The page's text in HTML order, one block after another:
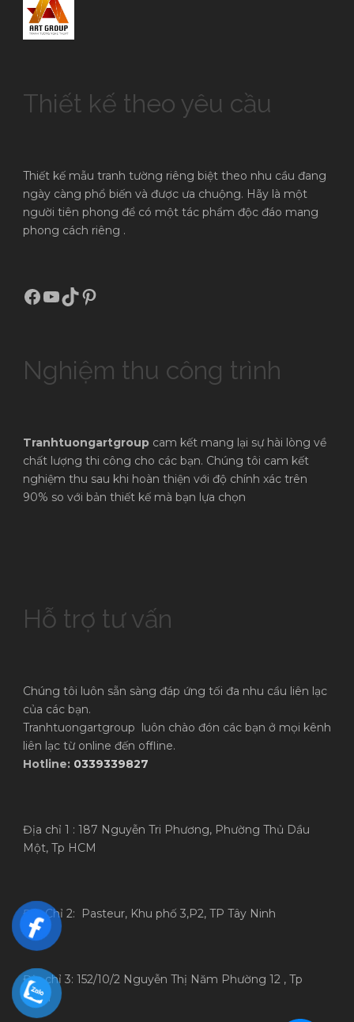
Thiết kế theo yêu cầu
Thiết kế mẫu tranh tường riêng biệt theo nhu cầu đang
ngày càng phổ biến và được ưa chuộng. Hãy là một
người tiên phong để có một tác phẩm độc đáo mang
phong cách riêng .
Facebook
Youtube
TikTok
Pinterest
Nghiệm thu công trình
Tranhtuongartgroup cam kết mang lại sự hài lòng về
chất lượng thi công cho các bạn. Chúng tôi cam kết
nghiệm thu sau khi hoàn thiện với độ chính xác trên
90% so với bản thiết kế mà bạn lựa chọn
Hỗ trợ tư vấn
Chúng tôi luôn sẵn sàng đáp ứng tối đa nhu cầu liên lạc
của các bạn.
Tranhtuongartgroup luôn chào đón các bạn ở mọi kênh
liên lạc từ online đến offline.
Hotline: 0339339827
Địa chỉ 1 : 187 Nguyễn Tri Phương, Phường Thủ Dầu
Một, Tp HCM
Địa Chỉ 2: Pasteur, Khu phố 3,P2, TP Tây Ninh
Địa chỉ 3: 152/10/2 Nguyễn Thị Năm Phường 12 , Tp
HCM